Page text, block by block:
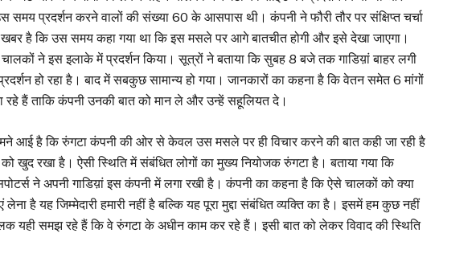
समय प्रदर्शन करने वालों की संख्या 60 के आसपास थी। कंपनी ने फौरी तौर पर संक्षिप्त चर्चा
खबर है कि उस समय कहा गया था कि इस मसले पर आगे बातचीत होगी और इसे देखा जाएगा।
ने इस इलाके में प्रदर्शन किया। सूत्रों ने बताया कि सुबह 8 बजे तक गाडिय़ां बाहर लगी
हो रहा है। बाद में सबकुछ सामान्य हो गया। जानकारों का कहना है कि वेतन समेत 6 मांगों
रहे हैं ताकि कंपनी उनकी बात को मान ले और उन्हें सहूलियत दे।
आई है कि रुंगटा कंपनी की ओर से केवल उस मसले पर ही विचार करने की बात कही जा रही है
खुद रखा है। ऐसी स्थिति में संबंधित लोगों का मुख्य नियोजक रुंगटा है। बताया गया कि
ने अपनी गाडिय़ां इस कंपनी में लगा रखी है। कंपनी का कहना है कि ऐसे चालकों को क्या
है यह जिम्मेदारी हमारी नहीं है बल्कि यह पूरा मुद्दा संबंधित व्यक्ति का है। इसमें हम कुछ नहीं
समझ रहे हैं कि वे रुंगटा के अधीन काम कर रहे हैं। इसी बात को लेकर विवाद की स्थिति